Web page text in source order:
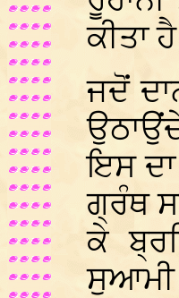
ਕੀਤਾ
ਜਦੋਂ
ਇਸ
ਗ੍ਰੰਥ
ਕੇ
ਸੁਆਮੀ